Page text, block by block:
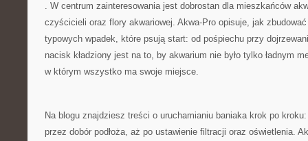
. W centrum zainteresowania jest dobrostan dla mieszkańców
czyścicieli oraz flory akwariowej. Akwa-Pro opisuje, jak
typowych wpadek, które psują start: od pośpiechu przy
nacisk kładziony jest na to, by akwarium nie było tylko ładnym
w którym wszystko ma swoje miejsce.
Na blogu znajdziesz treści o uruchamianiu baniaka krok po
przez dobór podłoża, aż po ustawienie filtracji oraz oświetlenia.